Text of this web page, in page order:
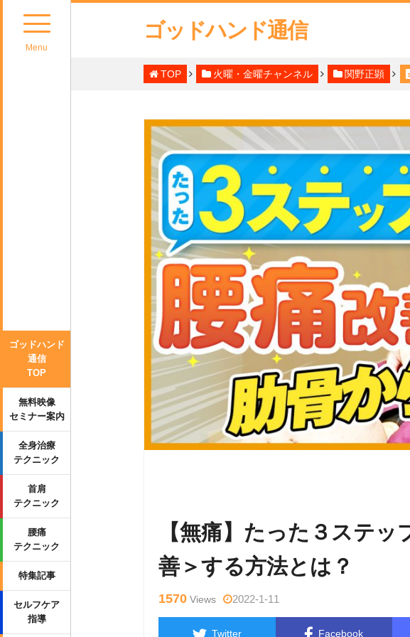
Menu
ゴッドハンド
通信
TOP
無料映像
セミナー案内
全身治療
テクニック
首肩
テクニック
腰痛
テクニック
特集記事
セルフケア
指導
ゴッドハンド通信
TOP 火曜・金曜チャンネル 関野正顕
【無痛】たった３ステ
善＞する方法とは？
1570 Views 2022-1-11
Twitter Facebook